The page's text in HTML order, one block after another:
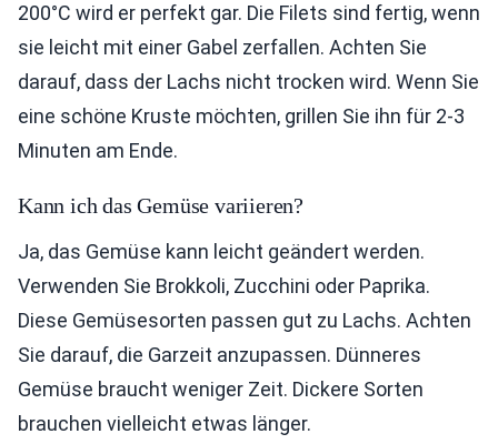
200°C wird er perfekt gar. Die Filets sind fertig, wenn
sie leicht mit einer Gabel zerfallen. Achten Sie
darauf, dass der Lachs nicht trocken wird. Wenn Sie
eine schöne Kruste möchten, grillen Sie ihn für 2-3
Minuten am Ende.
Kann ich das Gemüse variieren?
Ja, das Gemüse kann leicht geändert werden.
Verwenden Sie Brokkoli, Zucchini oder Paprika.
Diese Gemüsesorten passen gut zu Lachs. Achten
Sie darauf, die Garzeit anzupassen. Dünneres
Gemüse braucht weniger Zeit. Dickere Sorten
brauchen vielleicht etwas länger.